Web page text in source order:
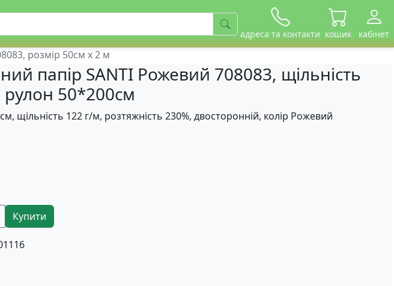
адреса та контакти кошик кабінет
розмір 50см х 2 м
папір SANTI Рожевий 708083, щільність
рулон 50*200см
щільність 122 г/м, розтяжність 230%, двосторонній, колір Рожевий
Купити